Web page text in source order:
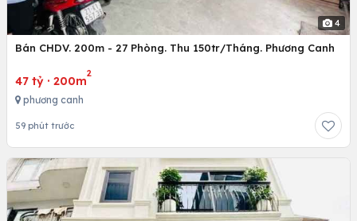
4
Bán CHDV. 200m - 27 Phòng. Thu 150tr/Tháng. Phương Canh
47 tỷ · 200m
2
phương canh
59 phút trước